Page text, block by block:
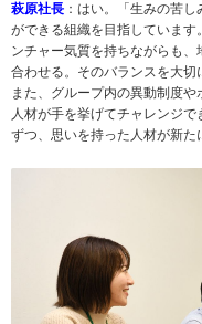
萩原社長 ：はい。「生みの苦
ができる組織を目指していま
ンチャー気質を持ちながらも
合わせる。そのバランスを大切
また、グループ内の異動制度
人材が手を挙げてチャレンジ
ずつ、思いを持った人材が新た